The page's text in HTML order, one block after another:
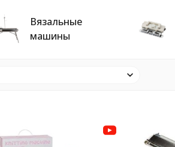
Вязальные
машины